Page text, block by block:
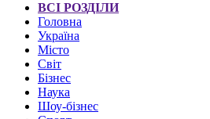
ВСІ РОЗДІЛИ
Головна
Україна
Місто
Світ
Бізнес
Наука
Шоу-бізнес